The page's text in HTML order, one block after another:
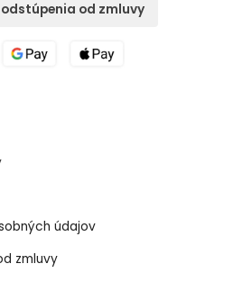
od zmluvy
údajov
zmluvy